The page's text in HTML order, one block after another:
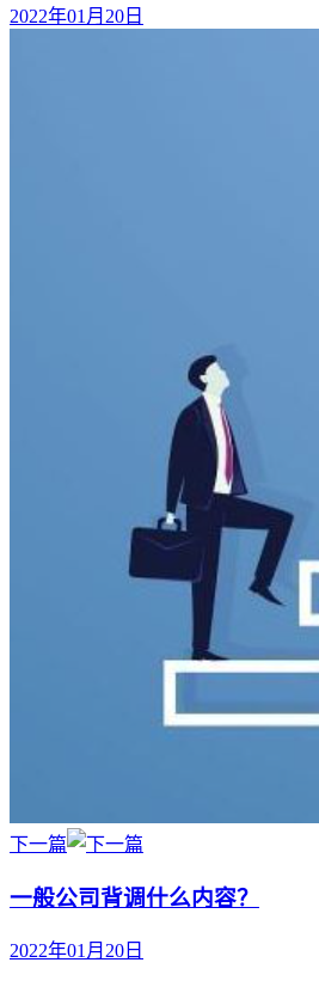
2022年01月20日
下一篇
一般公司背调什么内容？
2022年01月20日